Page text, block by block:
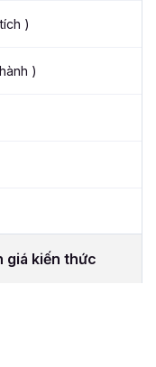
)
)
giá kiến thức